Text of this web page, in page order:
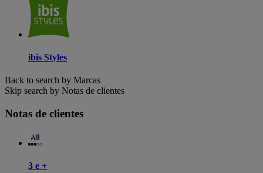
ibis Styles
Back to search by Marcas
Skip search by Notas de clientes
Notas de clientes
3 e +